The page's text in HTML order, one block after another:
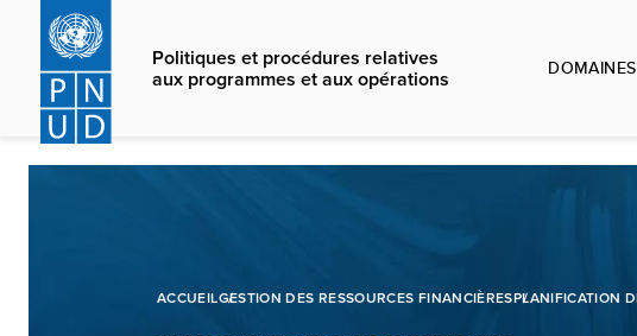
main
content
Politiques et procédures relatives
aux programmes et aux opérations
ACCUEILGESTION DES RESSOURCES FINANCIÈRESPLANIFICATION